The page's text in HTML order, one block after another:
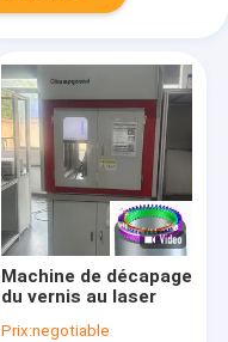
Machine de décapage
du vernis au laser
Prix:negotiable